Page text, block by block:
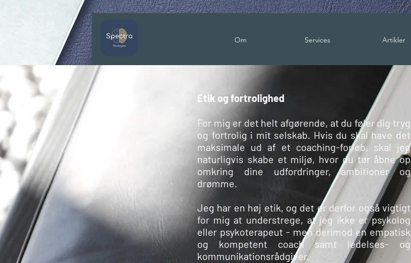
Om Services Artikler
Etik og fortrolighed
For mig er det helt afgørende, at du føler dig tryg
og fortrolig i mit selskab. Hvis du skal have det
maksimale ud af et coaching-forløb, skal jeg
naturligvis skabe et miljø, hvor du tør åbne op
omkring dine udfordringer, ambitioner og
drømme.
Jeg har en høj etik, og det er derfor også vigtigt
for mig at understrege, at jeg ikke er psykolog
eller psykoterapeut - men derimod en empatisk
og kompetent coach samt ledelses- og
kommunikationsrådgiver.